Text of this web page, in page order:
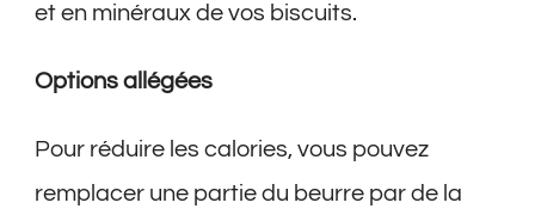
et en minéraux de vos biscuits.
Options allégées
Pour réduire les calories, vous pouvez
remplacer une partie du beurre par de la